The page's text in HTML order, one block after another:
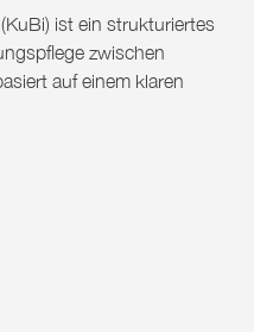
ist ein strukturiertes
zwischen
auf einem klaren